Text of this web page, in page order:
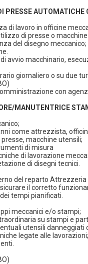
PRESSE AUTOMATICHE
di lavoro in officine
di presse o
del disegno meccanico;
avvio macchinario,
giornaliero o su due
con
MANUTENTRICE
come attrezzista,
macchine utensili;
di misura
di lavorazione
di disegni tecnici.
del reparto
il corretto
tempi pianificati.
meccanici e/o stampi;
su stampi e
utensili danneggiati
legate alle lavorazioni;